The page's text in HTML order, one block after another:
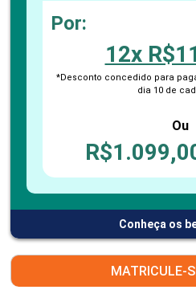
Por:
12x
*Desconto concedido para
dia 10 de
Ou
Conheça os
MATRICULE-